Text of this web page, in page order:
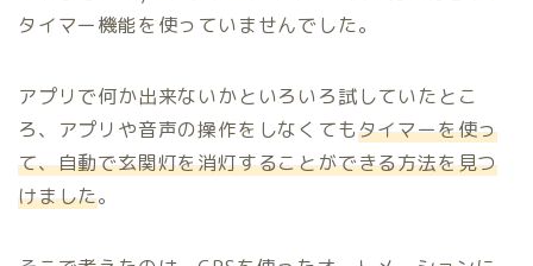
タイマー機能を使っていませんでした。
アプリで何か出来ないかといろいろ試していたとこ
ろ、アプリや音声の操作をしなくてもタイマーを使っ
て、自動で玄関灯を消灯することができる方法を見つ
けました。